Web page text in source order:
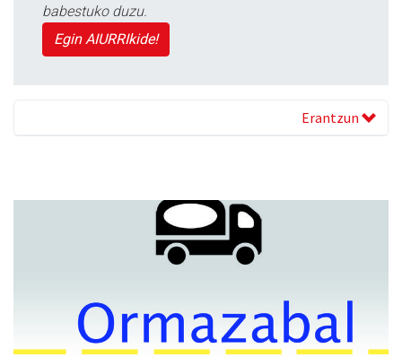
babestuko duzu.
Egin AIURRIkide!
Erantzun